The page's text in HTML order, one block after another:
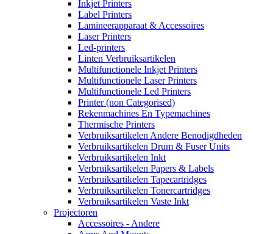
Inkjet Printers
Label Printers
Lamineerapparaat & Accessoires
Laser Printers
Led-printers
Linten Verbruiksartikelen
Multifunctionele Inkjet Printers
Multifunctionele Laser Printers
Multifunctionele Led Printers
Printer (non Categorised)
Rekenmachines En Typemachines
Thermische Printers
Verbruiksartikelen Andere Benodigdheden
Verbruiksartikelen Drum & Fuser Units
Verbruiksartikelen Inkt
Verbruiksartikelen Papers & Labels
Verbruiksartikelen Tapecartridges
Verbruiksartikelen Tonercartridges
Verbruiksartikelen Vaste Inkt
Projectoren
Accessoires - Andere